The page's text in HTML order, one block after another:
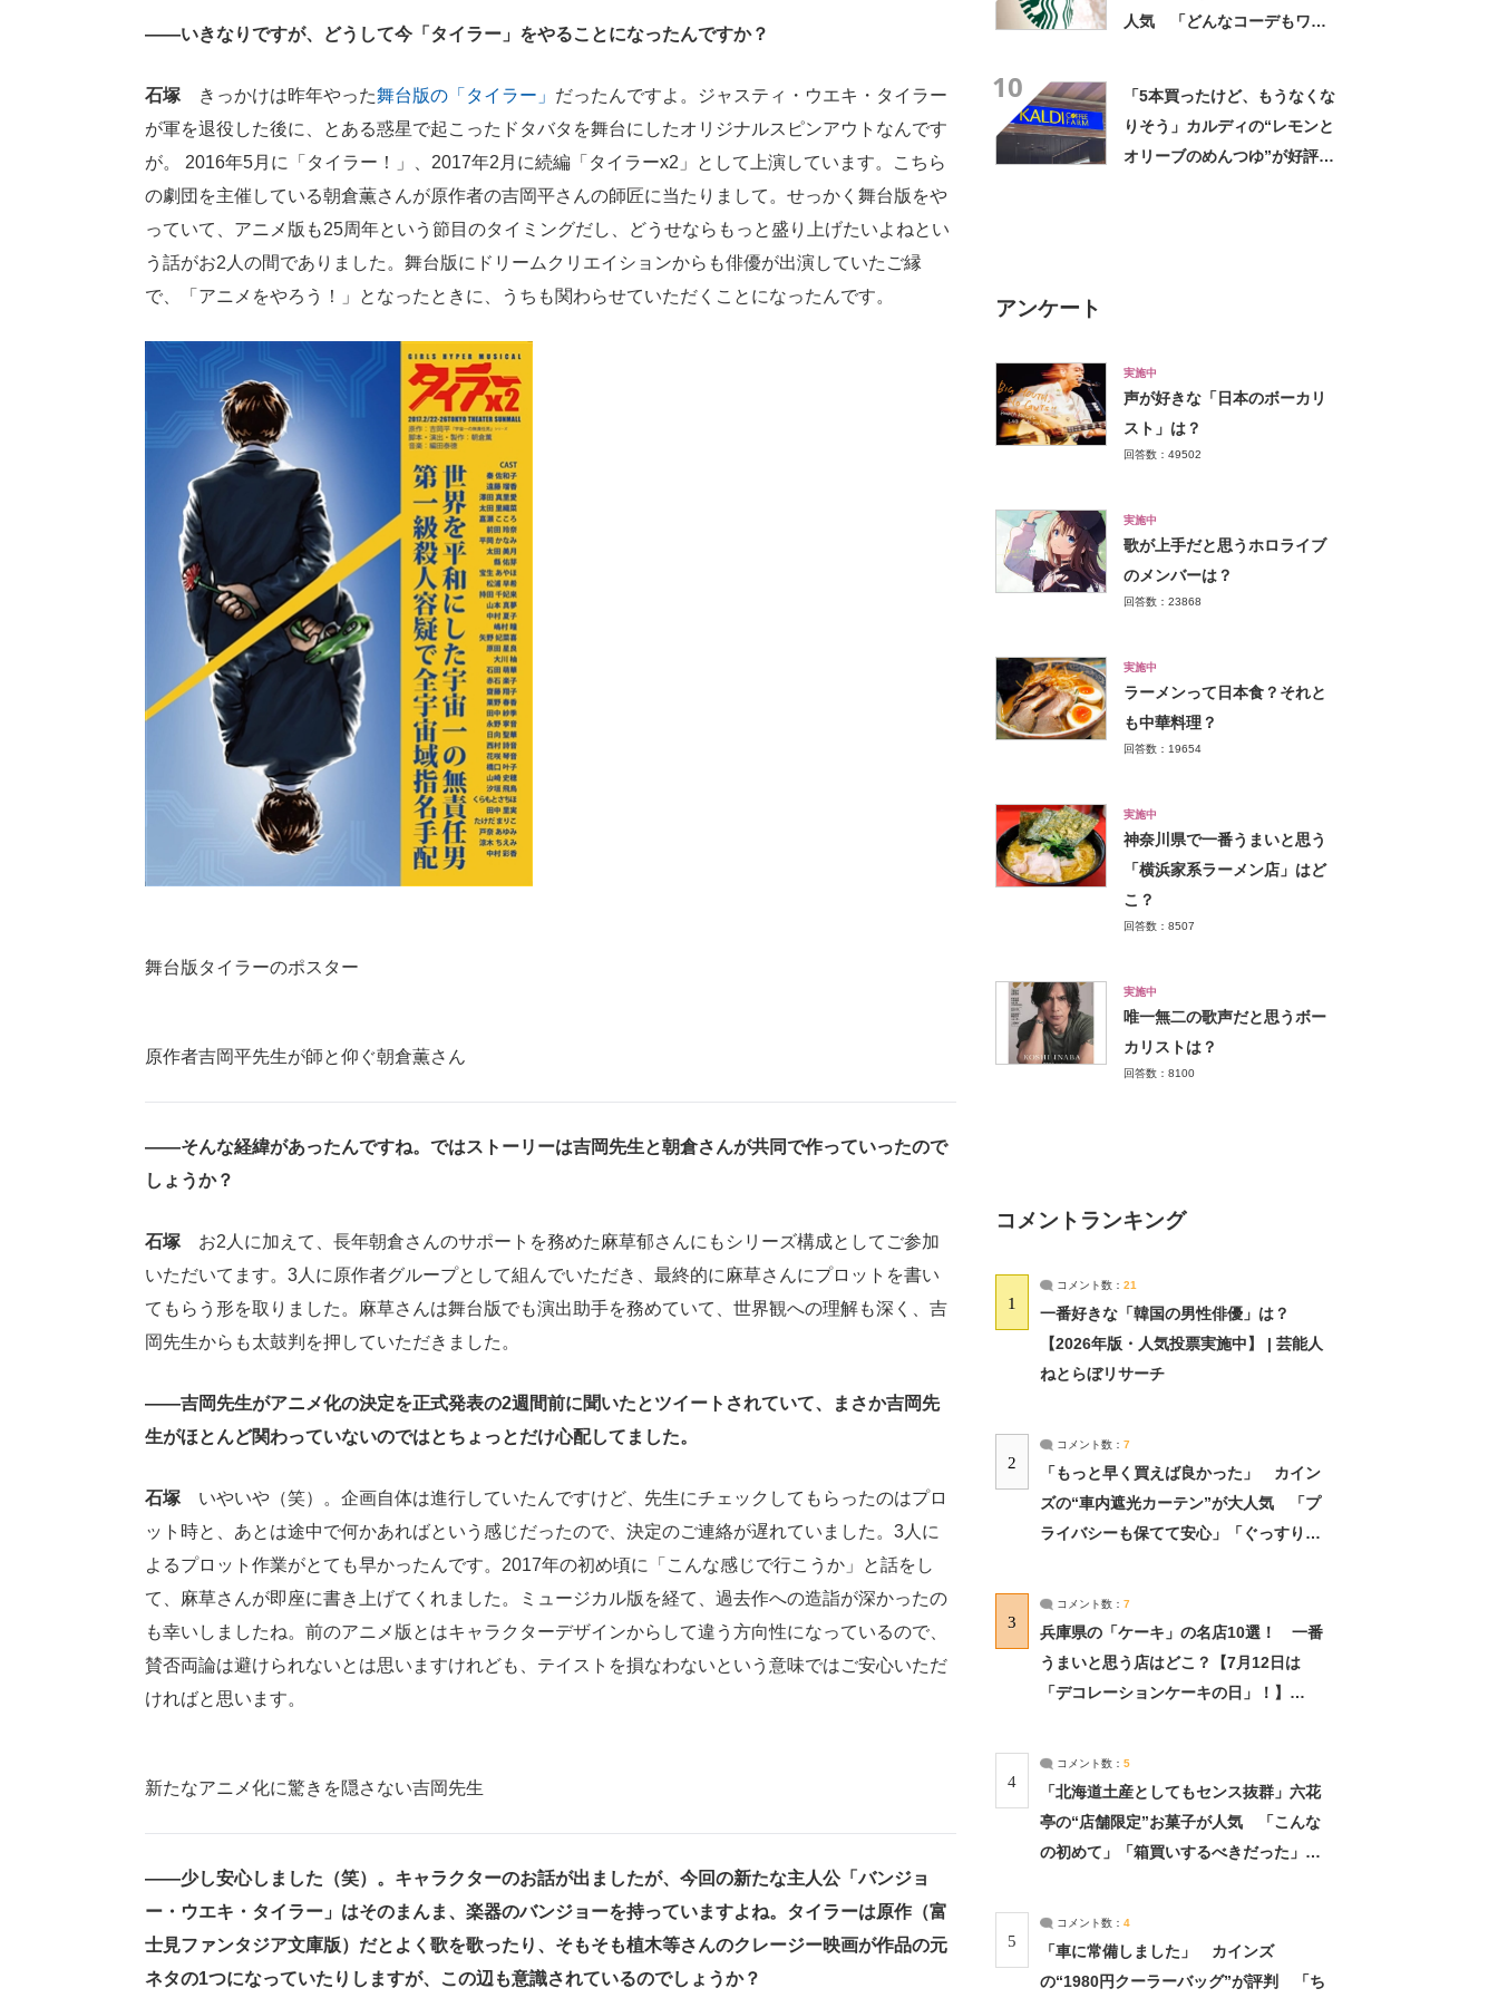
――いきなりですが、どうして今「タイラー」をやることになったんですか？
石塚きっかけは昨年やった舞台版の「タイラー」 だったんですよ。ジャスティ・ウエキ・タイラー
が軍を退役した後に、とある惑星で起こったドタバタを舞台にしたオリジナルスピンアウトなんです
が。 2016年5月に「タイラー！」、2017年2月に続編「タイラーx2」として上演しています。こちら
の劇団を主催している朝倉薫さんが原作者の吉岡平さんの師匠に当たりまして。せっかく舞台版をや
っていて、アニメ版も25周年という節目のタイミングだし、どうせならもっと盛り上げたいよねとい
う話がお2人の間でありました。舞台版にドリームクリエイションからも俳優が出演していたご縁
で、「アニメをやろう！」となったときに、うちも関わらせていただくことになったんです。
舞台版タイラーのポスター
原作者吉岡平先生が師と仰ぐ朝倉薫さん
――そんな経緯があったんですね。ではストーリーは吉岡先生と朝倉さんが共同で作っていったので
しょうか？
石塚お2人に加えて、長年朝倉さんのサポートを務めた麻草郁さんにもシリーズ構成としてご参加
いただいてます。3人に原作者グループとして組んでいただき、最終的に麻草さんにプロットを書い
てもらう形を取りました。麻草さんは舞台版でも演出助手を務めていて、世界観への理解も深く、吉
岡先生からも太鼓判を押していただきました。
――吉岡先生がアニメ化の決定を正式発表の2週間前に聞いたとツイートされていて、まさか吉岡先
生がほとんど関わっていないのではとちょっとだけ心配してました。
石塚いやいや（笑）。企画自体は進行していたんですけど、先生にチェックしてもらったのはプロ
ット時と、あとは途中で何かあればという感じだったので、決定のご連絡が遅れていました。3人に
よるプロット作業がとても早かったんです。2017年の初め頃に「こんな感じで行こうか」と話をし
て、麻草さんが即座に書き上げてくれました。ミュージカル版を経て、過去作への造詣が深かったの
も幸いしましたね。前のアニメ版とはキャラクターデザインからして違う方向性になっているので、
賛否両論は避けられないとは思いますけれども、テイストを損なわないという意味ではご安心いただ
ければと思います。
新たなアニメ化に驚きを隠さない吉岡先生
――少し安心しました（笑）。キャラクターのお話が出ましたが、今回の新たな主人公「バンジョ
ー・ウエキ・タイラー」はそのまんま、楽器のバンジョーを持っていますよね。タイラーは原作（富
士見ファンタジア文庫版）だとよく歌を歌ったり、そもそも植木等さんのクレージー映画が作品の元
ネタの1つになっていたりしますが、この辺も意識されているのでしょうか？
人気 「どんなコーデもワン
10
「5本買ったけど、もうなくな
りそう」カルディの“レモンと
オリーブのめんつゆ”が好評
アンケート
実施中
声が好きな「日本のボーカリ
スト」は？
回答数：49502
実施中
歌が上手だと思うホロライブ
のメンバーは？
回答数：23868
実施中
ラーメンって日本食？それと
も中華料理？
回答数：19654
実施中
神奈川県で一番うまいと思う
「横浜家系ラーメン店」はど
こ？
回答数：8507
実施中
唯一無二の歌声だと思うボー
カリストは？
回答数：8100
コメントランキング
1
コメント数： 21
一番好きな「韓国の男性俳優」は？
【2026年版・人気投票実施中】 | 芸能人
ねとらぼリサーチ
2
コメント数： 7
「もっと早く買えば良かった」 カイン
ズの“車内遮光カーテン”が大人気 「プ
ライバシーも保てて安心」「ぐっすり眠
3
コメント数： 7
兵庫県の「ケーキ」の名店10選！ 一番
うまいと思う店はどこ？【7月12日は
「デコレーションケーキの日」！】
4
コメント数： 5
「北海道土産としてもセンス抜群」六花
亭の“店舗限定”お菓子が人気 「こんな
の初めて」「箱買いするべきだった」
5
コメント数： 4
「車に常備しました」 カインズ
の“1980円クーラーバッグ”が評判 「ち